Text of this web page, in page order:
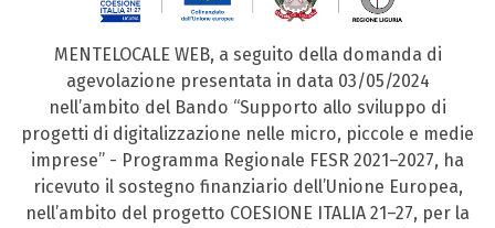
MENTELOCALE WEB, a seguito della domanda di
agevolazione presentata in data 03/05/2024
nell’ambito del Bando “Supporto allo sviluppo di
progetti di digitalizzazione nelle micro, piccole e medie
imprese” - Programma Regionale FESR 2021–2027, ha
ricevuto il sostegno finanziario dell’Unione Europea,
nell’ambito del progetto COESIONE ITALIA 21–27, per la